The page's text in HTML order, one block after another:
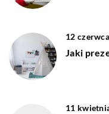
12
Jaki
11